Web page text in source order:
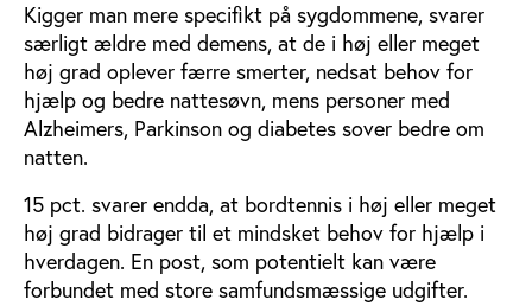
Kigger man mere specifikt på sygdommene, svarer
særligt ældre med demens, at de i høj eller meget
høj grad oplever færre smerter, nedsat behov for
hjælp og bedre nattesøvn, mens personer med
Alzheimers, Parkinson og diabetes sover bedre om
natten.
15 pct. svarer endda, at bordtennis i høj eller meget
høj grad bidrager til et mindsket behov for hjælp i
hverdagen. En post, som potentielt kan være
forbundet med store samfundsmæssige udgifter.